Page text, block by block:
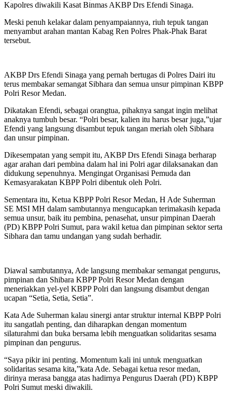
Kapolres diwakili Kasat Binmas AKBP Drs Efendi Sinaga.
Meski penuh kelakar dalam penyampaiannya, riuh tepuk tangan
menyambut arahan mantan Kabag Ren Polres Phak-Phak Barat
tersebut.
AKBP Drs Efendi Sinaga yang pernah bertugas di Polres Dairi itu
terus membakar semangat Sibhara dan semua unsur pimpinan KBPP
Polri Resor Medan.
Dikatakan Efendi, sebagai orangtua, pihaknya sangat ingin melihat
anaknya tumbuh besar. “Polri besar, kalien itu harus besar juga,”ujar
Efendi yang langsung disambut tepuk tangan meriah oleh Sibhara
dan unsur pimpinan.
Dikesempatan yang sempit itu, AKBP Drs Efendi Sinaga berharap
agar arahan dari pembina dalam hal ini Polri agar dilaksanakan dan
didukung sepenuhnya. Mengingat Organisasi Pemuda dan
Kemasyarakatan KBPP Polri dibentuk oleh Polri.
Sementara itu, Ketua KBPP Polri Resor Medan, H Ade Suherman
SE MSI MH dalam sambutannya mengucapkan terimakasih kepada
semua unsur, baik itu pembina, penasehat, unsur pimpinan Daerah
(PD) KBPP Polri Sumut, para wakil ketua dan pimpinan sektor serta
Sibhara dan tamu undangan yang sudah berhadir.
Diawal sambutannya, Ade langsung membakar semangat pengurus,
pimpinan dan Shibara KBPP Polri Resor Medan dengan
meneriakkan yel-yel KBPP Polri dan langsung disambut dengan
ucapan “Setia, Setia, Setia”.
Kata Ade Suherman kalau sinergi antar struktur internal KBPP Polri
itu sangatlah penting, dan diharapkan dengan momentum
silaturahmi dan buka bersama lebih menguatkan solidaritas sesama
pimpinan dan pengurus.
“Saya pikir ini penting. Momentum kali ini untuk menguatkan
solidaritas sesama kita,”kata Ade. Sebagai ketua resor medan,
dirinya merasa bangga atas hadirnya Pengurus Daerah (PD) KBPP
Polri Sumut meski diwakili.